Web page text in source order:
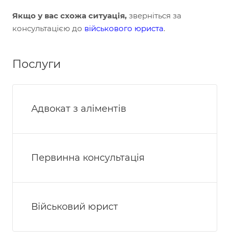
Якщо у вас схожа ситуація, зверніться за
консультацією до військового юриста.
Послуги
Адвокат з аліментів
Первинна консультація
Військовий юрист